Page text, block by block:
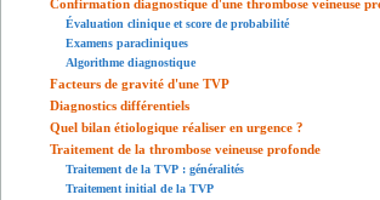
Confirmation diagnostique d'une thrombose veineuse
Évaluation clinique et score de probabilité
Examens paracliniques
Algorithme diagnostique
Facteurs de gravité d'une TVP
Diagnostics différentiels
Quel bilan étiologique réaliser en urgence ?
Traitement de la thrombose veineuse profonde
Traitement de la TVP : généralités
Traitement initial de la TVP